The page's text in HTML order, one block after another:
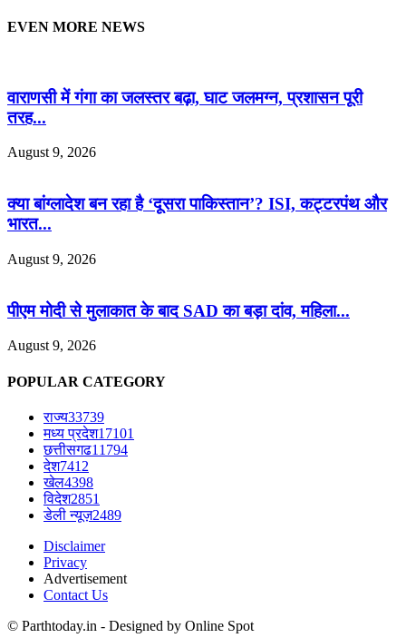
EVEN MORE NEWS
वाराणसी में गंगा का जलस्तर बढ़ा, घाट जलमग्न, प्रशासन पूरी
तरह...
August 9, 2026
क्या बांग्लादेश बन रहा है ‘दूसरा पाकिस्तान’? ISI, कट्टरपंथ और
भारत...
August 9, 2026
पीएम मोदी से मुलाकात के बाद SAD का बड़ा दांव, महिला...
August 9, 2026
POPULAR CATEGORY
राज्य33739
मध्य प्रदेश17101
छत्तीसगढ11794
देश7412
खेल4398
विदेश2851
डेली न्यूज़2489
Disclaimer
Privacy
Advertisement
Contact Us
© Parthtoday.in - Designed by Online Spot